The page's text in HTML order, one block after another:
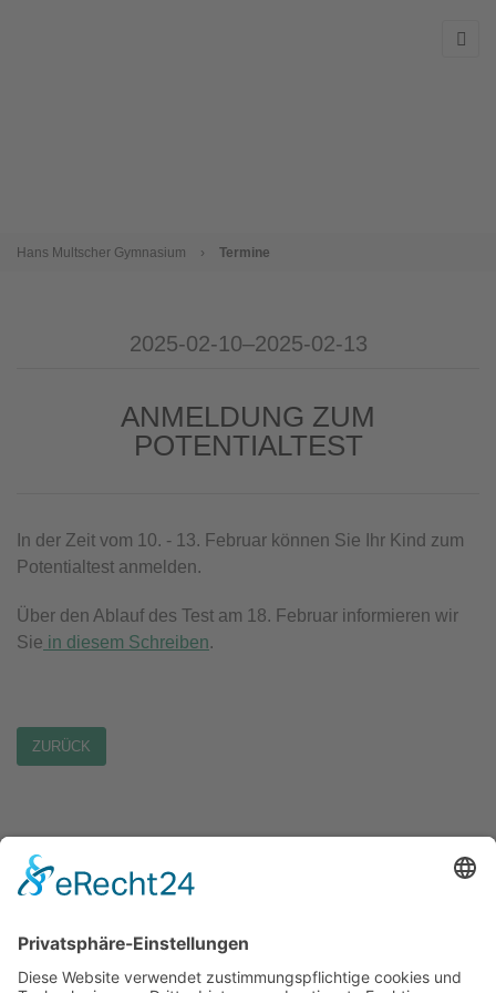
Hans Multscher Gymnasium › Termine
2025-02-10–2025-02-13
ANMELDUNG ZUM
POTENTIALTEST
In der Zeit vom 10. - 13. Februar können Sie Ihr Kind zum
Potentialtest anmelden.
Über den Ablauf des Test am 18. Februar informieren wir
Sie in diesem Schreiben.
ZURÜCK
ANSCHRIFT
Hans-Multscher-Gymnasium Leutkirch